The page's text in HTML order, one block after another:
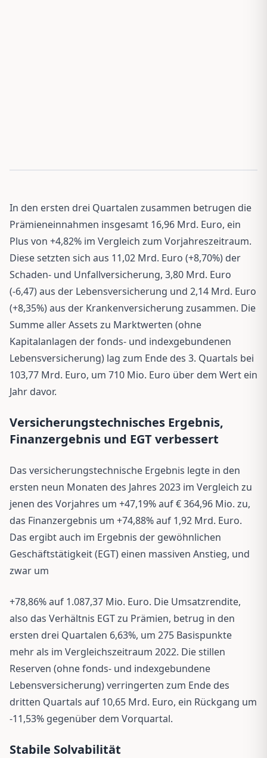
In den ersten drei Quartalen zusammen betrugen die
Prämieneinnahmen insgesamt 16,96 Mrd. Euro, ein
Plus von +4,82% im Vergleich zum Vorjahreszeitraum.
Diese setzten sich aus 11,02 Mrd. Euro (+8,70%) der
Schaden- und Unfallversicherung, 3,80 Mrd. Euro
(-6,47) aus der Lebensversicherung und 2,14 Mrd. Euro
(+8,35%) aus der Krankenversicherung zusammen. Die
Summe aller Assets zu Marktwerten (ohne
Kapitalanlagen der fonds- und indexgebundenen
Lebensversicherung) lag zum Ende des 3. Quartals bei
103,77 Mrd. Euro, um 710 Mio. Euro über dem Wert ein
Jahr davor.
Versicherungstechnisches Ergebnis,
Finanzergebnis und EGT verbessert
Das versicherungstechnische Ergebnis legte in den
ersten neun Monaten des Jahres 2023 im Vergleich zu
jenen des Vorjahres um +47,19% auf € 364,96 Mio. zu,
das Finanzergebnis um +74,88% auf 1,92 Mrd. Euro.
Das ergibt auch im Ergebnis der gewöhnlichen
Geschäftstätigkeit (EGT) einen massiven Anstieg, und
zwar um
+78,86% auf 1.087,37 Mio. Euro. Die Umsatzrendite,
also das Verhältnis EGT zu Prämien, betrug in den
ersten drei Quartalen 6,63%, um 275 Basispunkte
mehr als im Vergleichszeitraum 2022. Die stillen
Reserven (ohne fonds- und indexgebundene
Lebensversicherung) verringerten zum Ende des
dritten Quartals auf 10,65 Mrd. Euro, ein Rückgang um
-11,53% gegenüber dem Vorquartal.
Stabile Solvabilität